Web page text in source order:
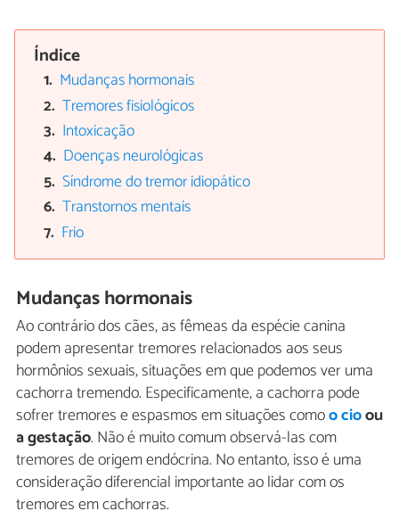
Índice
Mudanças hormonais
Tremores fisiológicos
Intoxicação
Doenças neurológicas
Síndrome do tremor idiopático
Transtornos mentais
Frio
Mudanças hormonais
Ao contrário dos cães, as fêmeas da espécie canina
podem apresentar tremores relacionados aos seus
hormônios sexuais, situações em que podemos ver uma
cachorra tremendo. Especificamente, a cachorra pode
sofrer tremores e espasmos em situações comoo cioou
a gestação. Não é muito comum observá-las com
tremores de origem endócrina. No entanto, isso é uma
consideração diferencial importante ao lidar com os
tremores em cachorras.